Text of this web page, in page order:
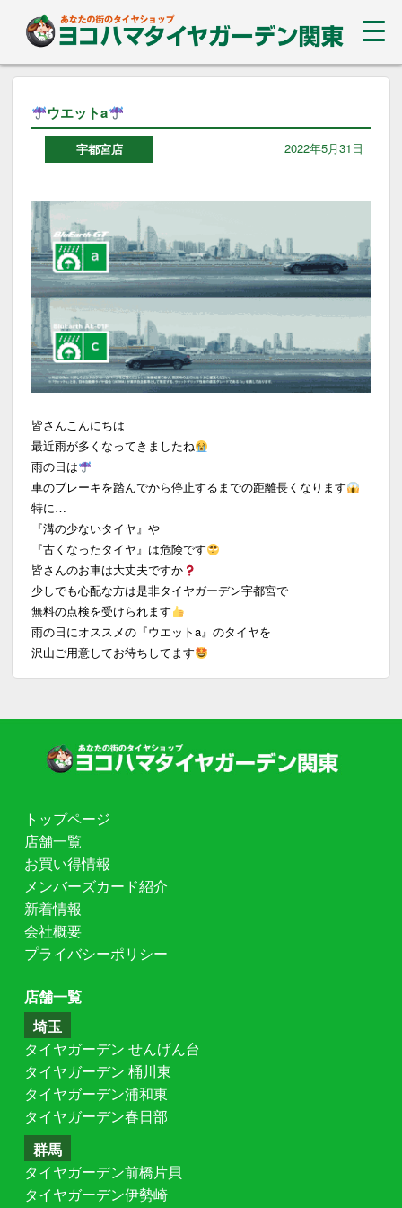
ウエットa
宇都宮店 2022年5月31日
皆さんこんにちは
最近雨が多くなってきましたね
雨の日は
車のブレーキを踏んでから停止するまでの距離長くなります
特に…
『溝の少ないタイヤ』や
『古くなったタイヤ』は危険です
皆さんのお車は大丈夫ですか
少しでも心配な方は是非タイヤガーデン宇都宮で
無料の点検を受けられます
雨の日にオススメの『ウエットa』のタイヤを
沢山ご用意してお待ちしてます
トップページ
店舗一覧
お買い得情報
メンバーズカード紹介
新着情報
会社概要
プライバシーポリシー
店舗一覧
埼玉
タイヤガーデン せんげん台
タイヤガーデン 桶川東
タイヤガーデン浦和東
タイヤガーデン春日部
群馬
タイヤガーデン前橋片貝
タイヤガーデン伊勢崎